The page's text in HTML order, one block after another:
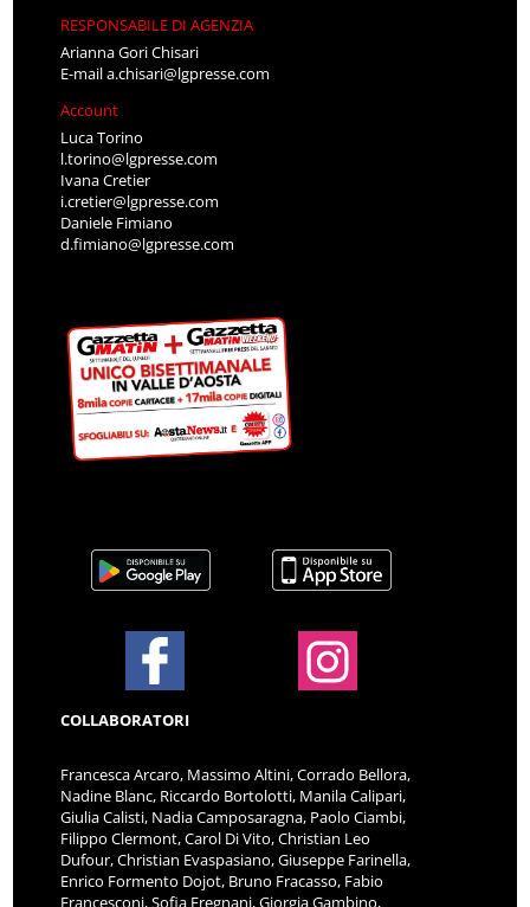
RESPONSABILE DI AGENZIA
Arianna Gori Chisari
E-maila.chisari@lgpresse.com
Account
Luca Torino
l.torino@lgpresse.com
Ivana Cretier
i.cretier@lgpresse.com
Daniele Fimiano
d.fimiano@lgpresse.com
COLLABORATORI
Francesca Arcaro, Massimo Altini, Corrado Bellora,
Nadine Blanc, Riccardo Bortolotti, Manila Calipari,
Giulia Calisti, Nadia Camposaragna, Paolo Ciambi,
Filippo Clermont, Carol Di Vito, Christian Leo
Dufour, Christian Evaspasiano, Giuseppe Farinella,
Enrico Formento Dojot, Bruno Fracasso, Fabio
Francesconi, Sofia Fregnani, Giorgia Gambino,